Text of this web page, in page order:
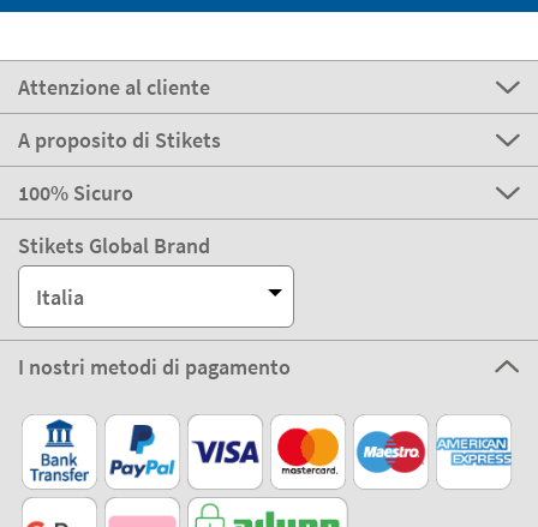
Attenzione al cliente
A proposito di Stikets
100% Sicuro
Stikets Global Brand
Italia
I nostri metodi di pagamento